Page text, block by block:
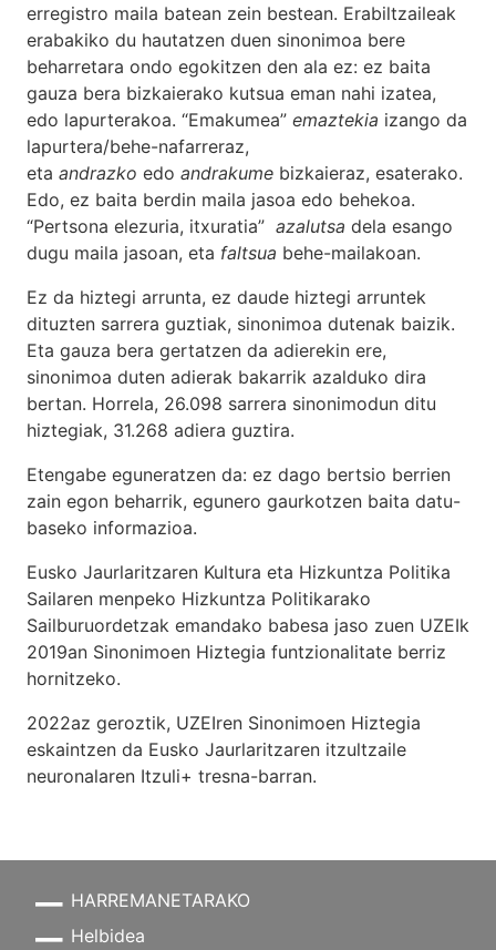
erregistro maila batean zein bestean. Erabiltzaileak
erabakiko du hautatzen duen sinonimoa bere
beharretara ondo egokitzen den ala ez: ez baita
gauza bera bizkaierako kutsua eman nahi izatea,
edo lapurterakoa. “Emakumea” emaztekia izango da
lapurtera/behe-nafarreraz,
eta andrazko edo andrakume bizkaieraz, esaterako.
Edo, ez baita berdin maila jasoa edo behekoa.
“Pertsona elezuria, itxuratia” azalutsa dela esango
dugu maila jasoan, eta faltsua behe-mailakoan.
Ez da hiztegi arrunta, ez daude hiztegi arruntek
dituzten sarrera guztiak, sinonimoa dutenak baizik.
Eta gauza bera gertatzen da adierekin ere,
sinonimoa duten adierak bakarrik azalduko dira
bertan. Horrela, 26.098 sarrera sinonimodun ditu
hiztegiak, 31.268 adiera guztira.
Etengabe eguneratzen da: ez dago bertsio berrien
zain egon beharrik, egunero gaurkotzen baita datu-
baseko informazioa.
Eusko Jaurlaritzaren Kultura eta Hizkuntza Politika
Sailaren menpeko Hizkuntza Politikarako
Sailburuordetzak emandako babesa jaso zuen UZEIk
2019an Sinonimoen Hiztegia funtzionalitate berriz
hornitzeko.
2022az geroztik, UZEIren Sinonimoen Hiztegia
eskaintzen da Eusko Jaurlaritzaren itzultzaile
neuronalaren Itzuli+ tresna-barran.
HARREMANETARAKO
Helbidea